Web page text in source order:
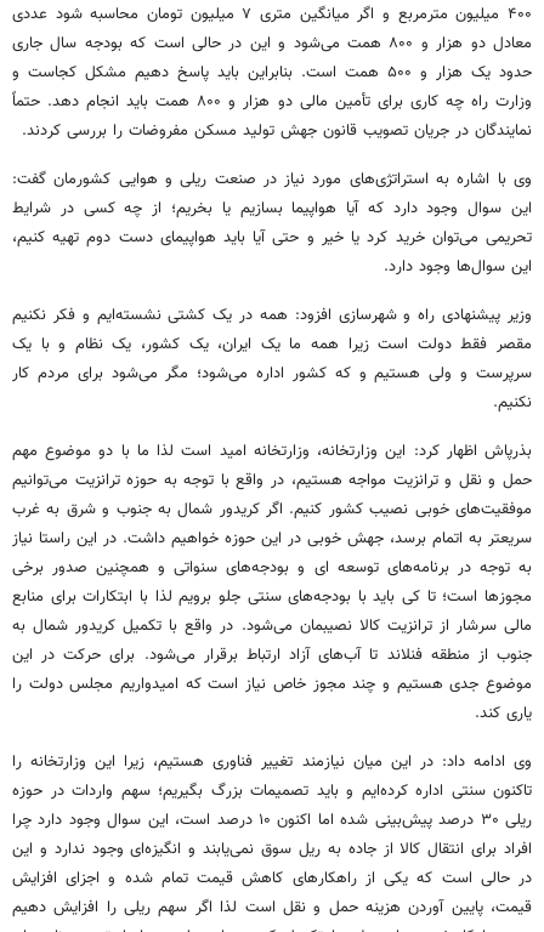
۴۰۰ میلیون مترمربع و اگر میانگین متری ۷ میلیون تومان محاسبه شود عددی
معادل دو هزار و ۸۰۰ همت می‌شود و این در حالی است که بودجه سال جاری
حدود یک هزار و ۵۰۰ همت است. بنابراین باید پاسخ دهیم مشکل کجاست و
وزارت راه چه کاری برای تأمین مالی دو هزار و ۸۰۰ همت باید انجام دهد. حتماً
نمایندگان در جریان تصویب قانون جهش تولید مسکن مفروضات را بررسی کردند.
وی با اشاره به استراتژی‌های مورد نیاز در صنعت ریلی و هوایی کشورمان گفت:
این سوال وجود دارد که آیا هواپیما بسازیم یا بخریم؛ از چه کسی در شرایط
تحریمی می‌توان خرید کرد یا خیر و حتی آیا باید هواپیمای دست دوم تهیه کنیم،
این سوال‌ها وجود دارد.
وزیر پیشنهادی راه و شهرسازی افزود: همه در یک کشتی نشسته‌ایم و فکر نکنیم
مقصر فقط دولت است زیرا همه ما یک ایران، یک کشور، یک نظام و با یک
سرپرست و ولی هستیم و که کشور اداره می‌شود؛ مگر می‌شود برای مردم کار
نکنیم.
بذرپاش اظهار کرد: این وزارتخانه، وزارتخانه امید است لذا ما با دو موضوع مهم
حمل و نقل و ترانزیت مواجه هستیم، در واقع با توجه به حوزه ترانزیت می‌توانیم
موفقیت‌های خوبی نصیب کشور کنیم. اگر کریدور شمال به جنوب و شرق به غرب
سریعتر به اتمام برسد، جهش خوبی در این حوزه خواهیم داشت. در این راستا نیاز
به توجه در برنامه‌های توسعه ای و بودجه‌های سنواتی و همچنین صدور برخی
مجوزها است؛ تا کی باید با بودجه‌های سنتی جلو برویم لذا با ابتکارات برای منابع
مالی سرشار از ترانزیت کالا نصیبمان می‌شود. در واقع با تکمیل کریدور شمال به
جنوب از منطقه فنلاند تا آب‌های آزاد ارتباط برقرار می‌شود. برای حرکت در این
موضوع جدی هستیم و چند مجوز خاص نیاز است که امیدواریم مجلس دولت را
یاری کند.
وی ادامه داد: در این میان نیازمند تغییر فناوری هستیم، زیرا این وزارتخانه را
تاکنون سنتی اداره کرده‌ایم و باید تصمیمات بزرگ بگیریم؛ سهم واردات در حوزه
ریلی ۳۰ درصد پیش‌بینی شده اما اکنون ۱۰ درصد است، این سوال وجود دارد چرا
افراد برای انتقال کالا از جاده به ریل سوق نمی‌یابند و انگیزه‌ای وجود ندارد و این
در حالی است که یکی از راهکارهای کاهش قیمت تمام شده و اجزای افزایش
قیمت، پایین آوردن هزینه حمل و نقل است لذا اگر سهم ریلی را افزایش دهیم